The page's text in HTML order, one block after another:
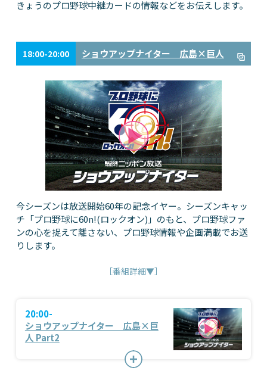
きょうのプロ野球中継カードの情報などをお伝えします。
18:00-20:00 ショウアップナイター 広島×巨人
今シーズンは放送開始60年の記念イヤー。シーズンキャッ
チ「プロ野球に60n!(ロックオン)」のもと、プロ野球ファ
ンの心を捉えて離さない、プロ野球情報や企画満載でお送
りします。
［番組詳細▼］
20:00-
ショウアップナイター 広島×巨
人 Part2